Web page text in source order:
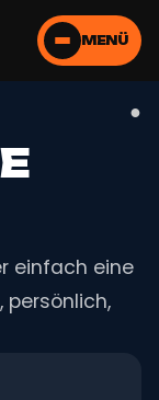
MENÜ
●
einfach eine
persönlich,